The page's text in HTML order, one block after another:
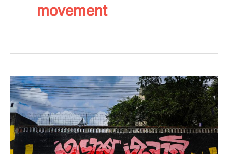
movement
গণআন্দোলনে
দেয়ালচিত্র:
গণপরিসরের
পুনরুদ্ধার প্রকল্প